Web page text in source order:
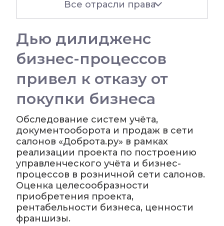
Все отрасли права
Дью дилидженс
бизнес-процессов
привел к отказу от
покупки бизнеса
Обследование систем учёта,
документооборота и продаж в сети
салонов «Доброта.ру» в рамках
реализации проекта по построению
управленческого учёта и бизнес-
процессов в розничной сети салонов.
Оценка целесообразности
приобретения проекта,
рентабельности бизнеса, ценности
франшизы.